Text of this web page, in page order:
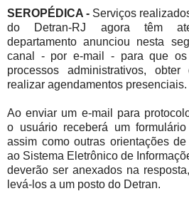
SEROPÉDICA - Serviços
do Detran-RJ agora têm
departamento anunciou nesta
canal - por e-mail - para que os
processos administrativos,
realizar agendamentos presenciais.
Ao enviar um e-mail para
o usuário receberá um
assim como outras orientações
ao Sistema Eletrônico de
deverão ser anexados na
levá-los a um posto do Detran.